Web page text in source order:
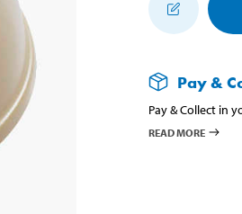
Pay &
Pay & Collect in
READ MORE